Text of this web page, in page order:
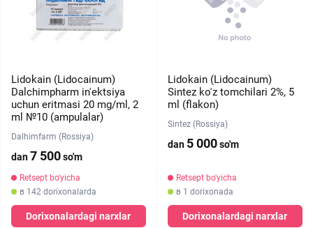
Lidokain (Lidocainum)
Dalchimpharm in'ektsiya
uchun eritmasi 20 mg/ml, 2
ml №10 (ampulalar)
Dalhimfarm (Rossiya)
dan7 500so'm
Retsept bo'yicha
в 142 dorixonalarda
Dorixonalardagi narxlar
Lidokain (Lidocainum)
Sintez ko'z tomchilari 2%, 5
ml (flakon)
Sintez (Rossiya)
dan 5 000so'm
Retsept bo'yicha
в 1 dorixonada
Dorixonalardagi narxlar